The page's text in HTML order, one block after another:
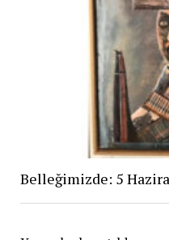
Belleğimizde: 5